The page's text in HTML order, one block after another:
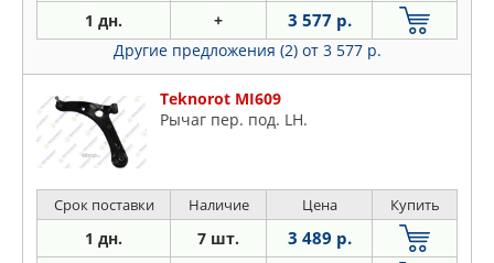
1 дн. + 3 577 р.
Другие предложения (2) от 3 577 р.
Teknorot MI609
Pычаг пер. под. LH.
Срок поставки Наличие Цена Купить
1 дн. 7 шт. 3 489 р.